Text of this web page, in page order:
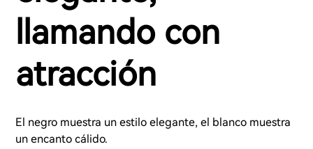
llamando con
atracción
El negro muestra un estilo elegante, el blanco muestra
un encanto cálido.